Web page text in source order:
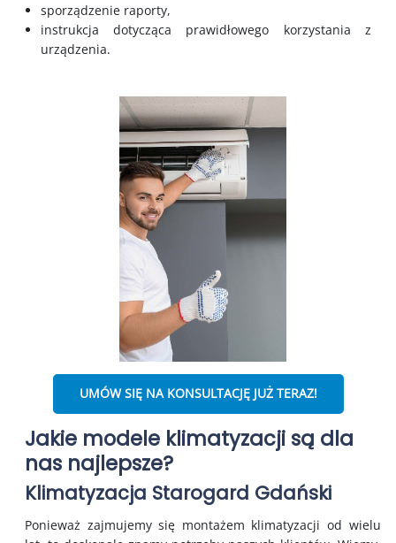
sporządzenie raporty,
instrukcja dotycząca prawidłowego korzystania z
urządzenia.
UMÓW SIĘ NA KONSULTACJĘ JUŻ TERAZ!
Jakie modele klimatyzacji są dla
nas najlepsze?
Klimatyzacja Starogard Gdański
Ponieważ zajmujemy się montażem klimatyzacji od wielu